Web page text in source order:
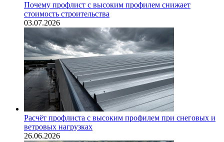
Почему профлист с высоким профилем снижает
стоимость строительства
03.07.2026
Расчёт профлиста с высоким профилем при снеговых и
ветровых нагрузках
26.06.2026